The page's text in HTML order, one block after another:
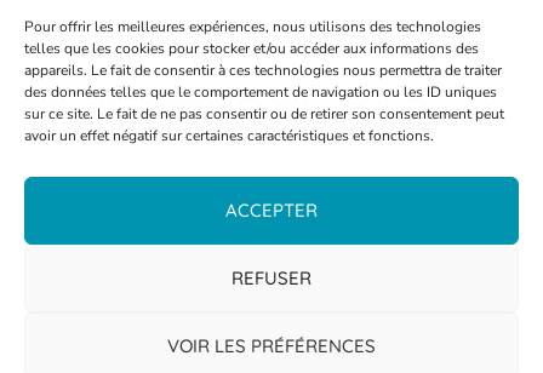
Pour offrir les meilleures expériences, nous utilisons des technologies
telles que les cookies pour stocker et/ou accéder aux informations des
appareils. Le fait de consentir à ces technologies nous permettra de traiter
des données telles que le comportement de navigation ou les ID uniques
sur ce site. Le fait de ne pas consentir ou de retirer son consentement peut
avoir un effet négatif sur certaines caractéristiques et fonctions.
ACCEPTER
REFUSER
VOIR LES PRÉFÉRENCES
PLAN DE LA VILLE